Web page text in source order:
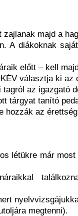
majd a
A diákoknak
előtt – kell
választja ki az
az igazgató
tárgyat tanító
hozzák az
létükre már
megtenni).